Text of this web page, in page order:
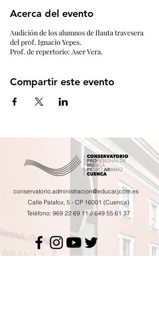
Acerca del evento
Audición de los alumnos de flauta travesera
del prof. Ignacio Yepes.
Prof. de repertorio: Aser Vera.
Compartir este evento
conservatorio.administracion@educar.jccm.es
Calle Palafox, 5 - CP 16001 (Cuenca)
Teléfono: 969 22 69 11//649 55 61 37